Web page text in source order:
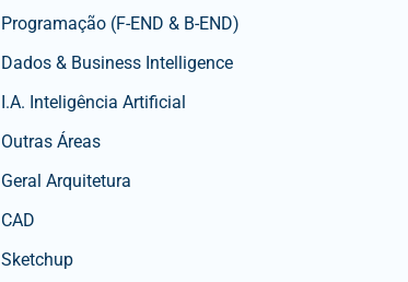
Programação (F-END & B-END)
Dados & Business Intelligence
I.A. Inteligência Artificial
Outras Áreas
Geral Arquitetura
CAD
Sketchup